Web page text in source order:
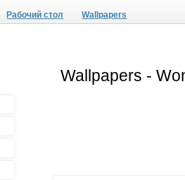
Рабочий стол Wallpapers